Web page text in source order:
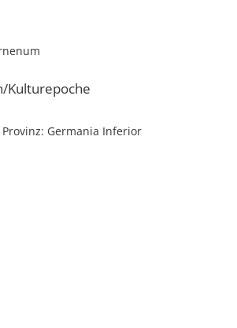
Kulturepoche
Germania Inferior